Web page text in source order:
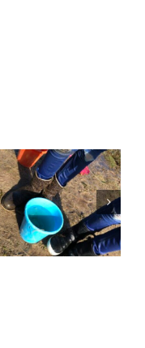
Zo ‘vier’ ik haar tweede
sterfdag!